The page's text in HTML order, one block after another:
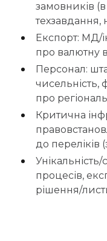
замовників
техзавдання,
Експорт: МД/
про валютну
Персонал:
чисельність,
про
Критична
до переліків
Унікальність/
процесів,
рішення/